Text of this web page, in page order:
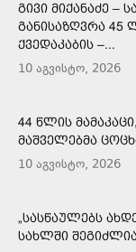
ᲒᲘᲕᲘ ᲛᲘᲥᲐᲜᲐᲫᲔ –
ᲒᲐᲜᲘᲡᲐᲖᲦᲕᲠᲐ
ᲥᲕᲔᲓᲐᲙᲐᲑᲘᲡ –...
10 აგვისტო, 2026
44 ᲬᲚᲘᲡ
ᲛᲐᲨᲕᲔᲚᲔᲑᲛᲐ
10 აგვისტო, 2026
„ᲡᲐᲡᲬᲐᲣᲚᲔᲑᲡ
ᲡᲐᲮᲚᲨᲘ